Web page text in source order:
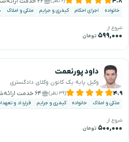
خانواده اجرای احکام کیفری و جرایم ملکی و املاک
شروع از
۵۹۹,۰۰۰ تومان
داود پورنعمت
وکیل پایه یک کانون وکلای دادگستری
۴.۹ (۳۹ نظر) ۶۴ خدمت ارائه‌شده
ملکی و املاک خانواده کیفری و جرایم قرارداد و
شروع از
۵۰۰,۰۰۰ تومان